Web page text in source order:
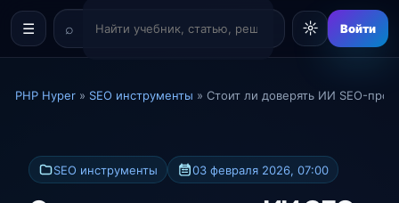
☰ ☼ Войти
PHP Hyper » SEO инструменты » Стоит ли доверять ИИ SEO-
SEO инструменты 03 февраля 2026, 07:00